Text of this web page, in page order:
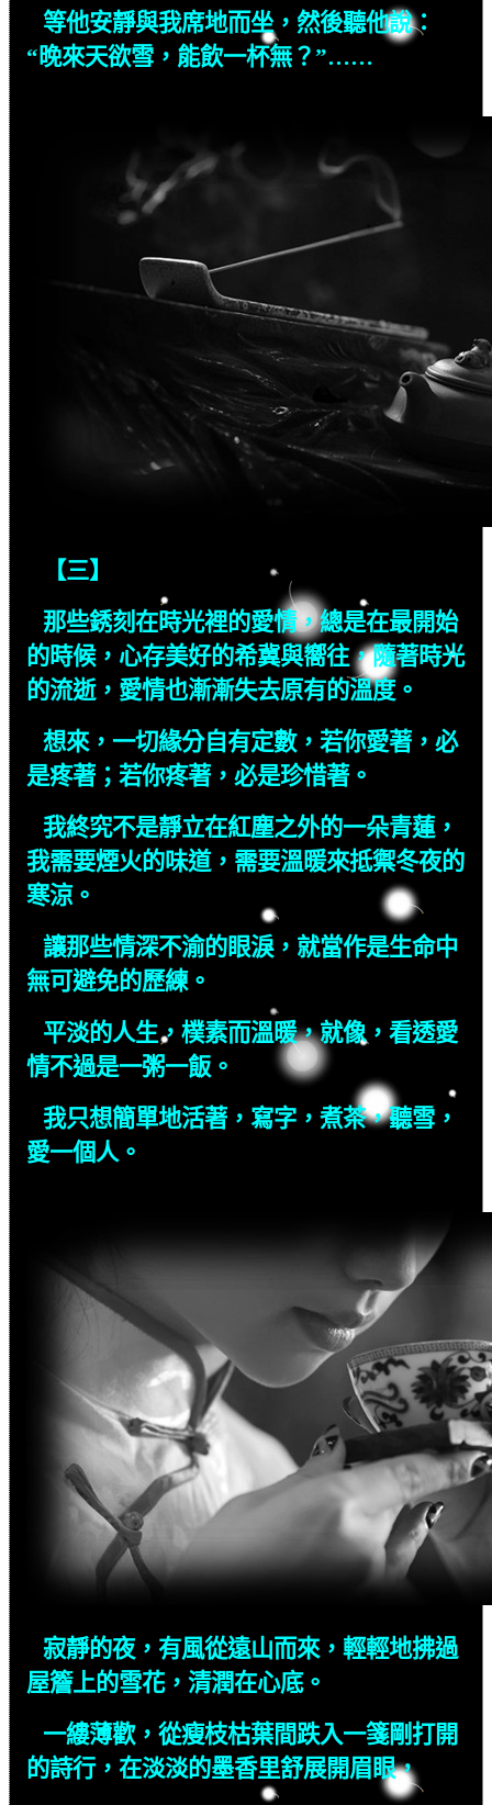
等他安靜與我席地而坐，然後聽他說：
“晚來天欲雪，能飲一杯無？”……
【三】
那些銹刻在時光裡的愛情，總是在最開始
的時候，心存美好的希冀與嚮往，隨著時光
的流逝，愛情也漸漸失去原有的溫度。
想來，一切緣分自有定數，若你愛著，必
是疼著；若你疼著，必是珍惜著。
我終究不是靜立在紅塵之外的一朵青蓮，
我需要煙火的味道，需要溫暖來抵禦冬夜的
寒涼。
讓那些情深不渝的眼淚，就當作是生命中
無可避免的歷練。
平淡的人生，樸素而溫暖，就像，看透愛
情不過是一粥一飯。
我只想簡單地活著，寫字，煮茶，聽雪，
愛一個人。
寂靜的夜，有風從遠山而來，輕輕地拂過
屋簷上的雪花，清潤在心底。
一縷薄歡，從瘦枝枯葉間跌入一箋剛打開
的詩行，在淡淡的墨香里舒展開眉眼，